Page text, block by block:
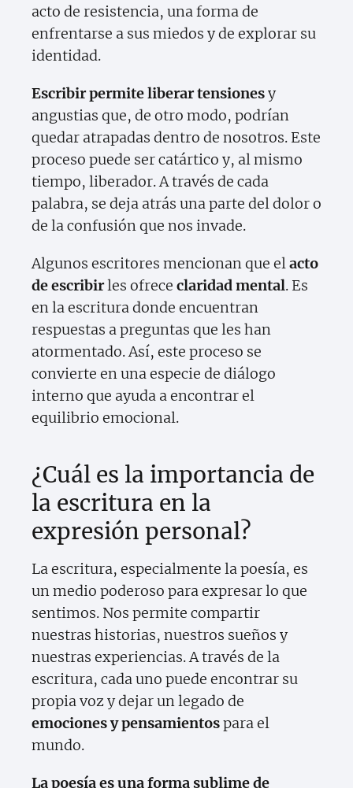
acto de resistencia, una forma de
enfrentarse a sus miedos y de explorar su
identidad.
Escribir permite liberar tensionesy
angustias que, de otro modo, podrían
quedar atrapadas dentro de nosotros. Este
proceso puede ser catártico y, al mismo
tiempo, liberador. A través de cada
palabra, se deja atrás una parte del dolor o
de la confusión que nos invade.
Algunos escritores mencionan que elacto
de escribirles ofrece claridad mental. Es
en la escritura donde encuentran
respuestas a preguntas que les han
atormentado. Así, este proceso se
convierte en una especie de diálogo
interno que ayuda a encontrar el
equilibrio emocional.
¿Cuál es la importancia de
la escritura en la
expresión personal?
La escritura, especialmente la poesía, es
un medio poderoso para expresar lo que
sentimos. Nos permite compartir
nuestras historias, nuestros sueños y
nuestras experiencias. A través de la
escritura, cada uno puede encontrar su
propia voz y dejar un legado de
emociones y pensamientospara el
mundo.
La poesía es una forma sublime de